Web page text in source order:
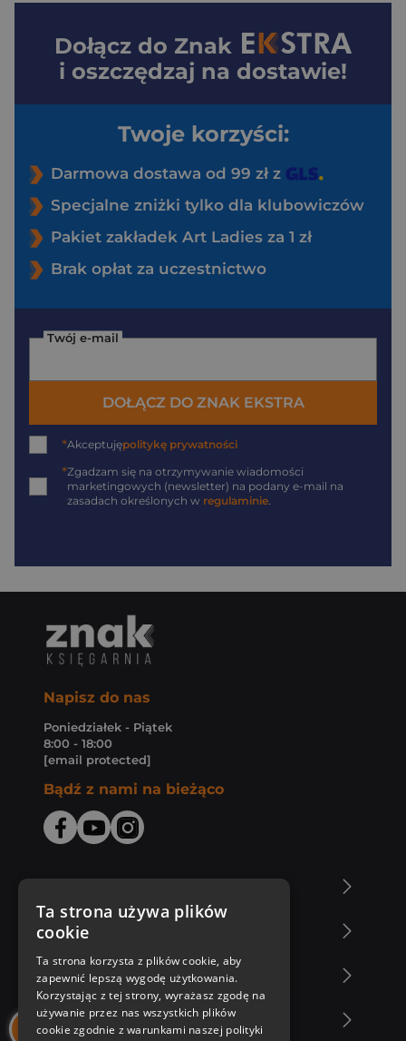
Dołącz do Znak
i oszczędzaj na dostawie!
Twoje korzyści:
Darmowa dostawa od 99 zł z
Specjalne zniżki tylko dla klubowiczów
Pakiet zakładek Art Ladies za 1 zł
Brak opłat za uczestnictwo
Twój e-mail
DOŁĄCZ DO ZNAK EKSTRA
*Akceptujępolitykę prywatności
*Zgadzam się na otrzymywanie wiadomości
marketingowych (newsletter) na podany e-mail na
zasadach określonych w regulaminie
Napisz do nas
Poniedziałek - Piątek
8:00 - 18:00
[email protected]
Bądź z nami na bieżąco
Zakupy u nas
Nasza oferta
Nasi autorzy
Ta strona używa plików
cookie
Ta strona korzysta z plików cookie, aby
zapewnić lepszą wygodę użytkowania.
Korzystając z tej strony, wyrażasz zgodę na
używanie przez nas wszystkich plików
cookie zgodnie z warunkami naszej polityki